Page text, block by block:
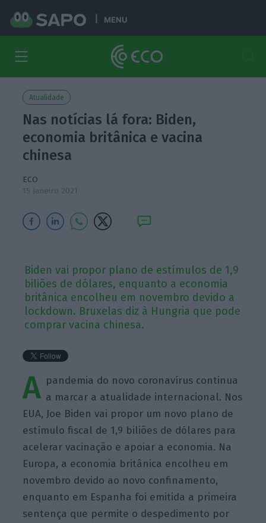
MENU
Atualidade
Nas notícias lá fora: Biden,
economia britânica e vacina
chinesa
ECO
15 Janeiro 2021
Biden vai propor plano de estímulos de 1,9
biliões de dólares, enquanto a economia
britânica encolheu em novembro devido a
lockdown. Bruxelas diz à Hungria que pode
comprar vacina chinesa.
A pandemia do novo coronavírus continua
a marcar a atualidade internacional. Nos
EUA, Joe Biden vai propor um novo plano de
estímulo fiscal de 1,9 biliões de dólares para
acelerar vacinação e apoiar a economia. Na
Europa, a economia britânica encolheu em
novembro devido ao novo confinamento,
enquanto em Espanha foi emitida a primeira
sentença que permite o despedimento por